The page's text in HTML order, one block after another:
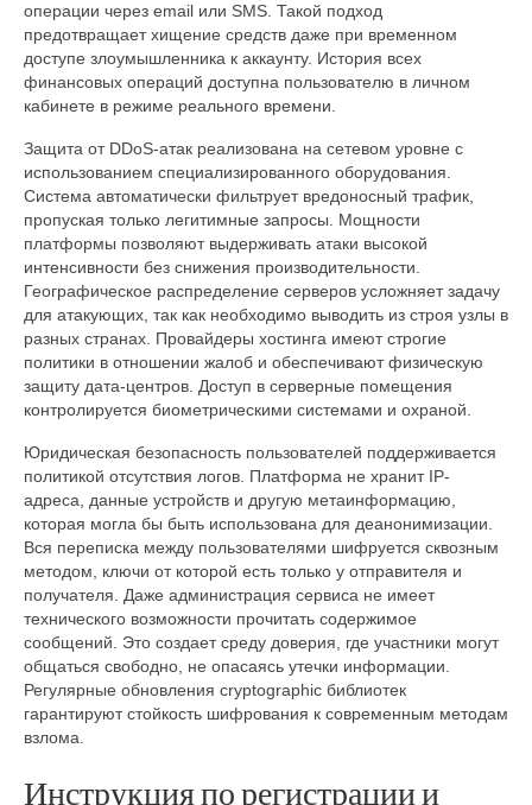
операции через email или SMS. Такой подход
предотвращает хищение средств даже при временном
доступе злоумышленника к аккаунту. История всех
финансовых операций доступна пользователю в личном
кабинете в режиме реального времени.
Защита от DDoS-атак реализована на сетевом уровне с
использованием специализированного оборудования.
Система автоматически фильтрует вредоносный трафик,
пропуская только легитимные запросы. Мощности
платформы позволяют выдерживать атаки высокой
интенсивности без снижения производительности.
Географическое распределение серверов усложняет задачу
для атакующих, так как необходимо выводить из строя узлы в
разных странах. Провайдеры хостинга имеют строгие
политики в отношении жалоб и обеспечивают физическую
защиту дата-центров. Доступ в серверные помещения
контролируется биометрическими системами и охраной.
Юридическая безопасность пользователей поддерживается
политикой отсутствия логов. Платформа не хранит IP-
адреса, данные устройств и другую метаинформацию,
которая могла бы быть использована для деанонимизации.
Вся переписка между пользователями шифруется сквозным
методом, ключи от которой есть только у отправителя и
получателя. Даже администрация сервиса не имеет
технического возможности прочитать содержимое
сообщений. Это создает среду доверия, где участники могут
общаться свободно, не опасаясь утечки информации.
Регулярные обновления cryptographic библиотек
гарантируют стойкость шифрования к современным методам
взлома.
Инструкция по регистрации и